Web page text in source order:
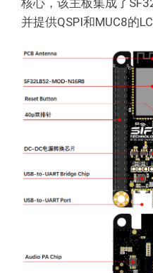
核心，该主板集成了
并提供QSPI和MUC8的